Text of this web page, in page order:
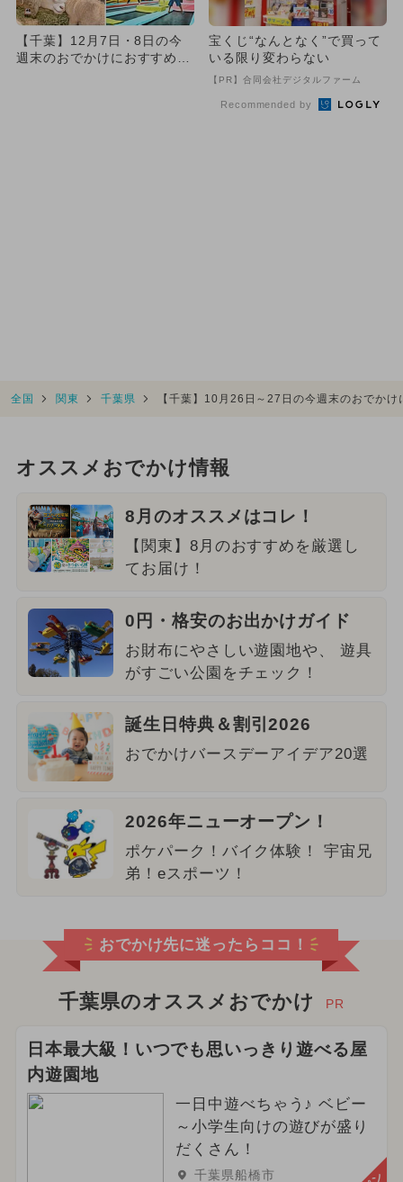
【千葉】12月7日・8日の今
週末のおでかけにおすすめ！
宝くじ“なんとなく”で買って
いる限り変わらない
【PR】合同会社デジタルファーム
Recommended by
全国 関東 千葉県 【千葉】10月26日～27日の今週末のおでか
オススメおでかけ情報
8月のオススメはコレ！
【関東】8月のおすすめを厳選し
てお届け！
0円・格安のお出かけガイド
お財布にやさしい遊園地や、 遊具
がすごい公園をチェック！
誕生日特典＆割引2026
おでかけバースデーアイデア20選
2026年ニューオープン！
ポケパーク！バイク体験！ 宇宙兄
弟！eスポーツ！
おでかけ先に迷ったらココ！
千葉県のオススメおでかけ PR
日本最大級！いつでも思いっきり遊べる屋
内遊園地
一日中遊べちゃう♪ ベビー
～小学生向けの遊びが盛り
だくさん！
千葉県船橋市